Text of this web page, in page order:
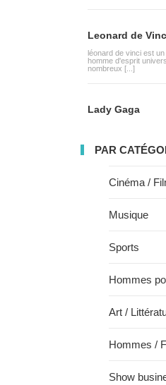
Leonard de
léonard de vinci est
homme d'esprit
nombreux [...]
Lady Gaga
PAR
Cinéma /
Musique
Sports
Hommes
Art /
Hommes /
Show